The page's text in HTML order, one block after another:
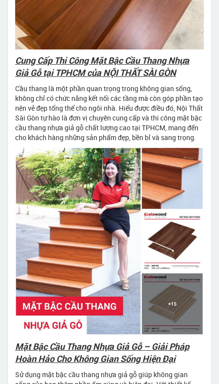
Cung Cấp Thi Công Mặt Bậc Cầu Thang Nhựa
Giả Gỗ tại TPHCM của NỘI THẤT SÀI GÒN
Cầu thang là một phần quan trọng trong không gian sống,
không chỉ có chức năng kết nối các tầng mà còn góp phần tạo
nên vẻ đẹp tổng thể cho ngôi nhà. Hiểu được điều đó, Nội Thất
Sài Gòn tự hào là đơn vị chuyên cung cấp và thi công mặt bậc
cầu thang nhựa giả gỗ chất lượng cao tại TPHCM, mang đến
cho khách hàng những sản phẩm đẹp, bền bỉ và sang trọng.
Mặt Bậc Cầu Thang Nhựa Giả Gỗ – Giải Pháp
Hoàn Hảo Cho Không Gian Sống Hiện Đại
Sử dụng mặt bậc cầu thang nhựa giả gỗ giúp không gian